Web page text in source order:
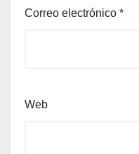
Correo electrónico *
Web